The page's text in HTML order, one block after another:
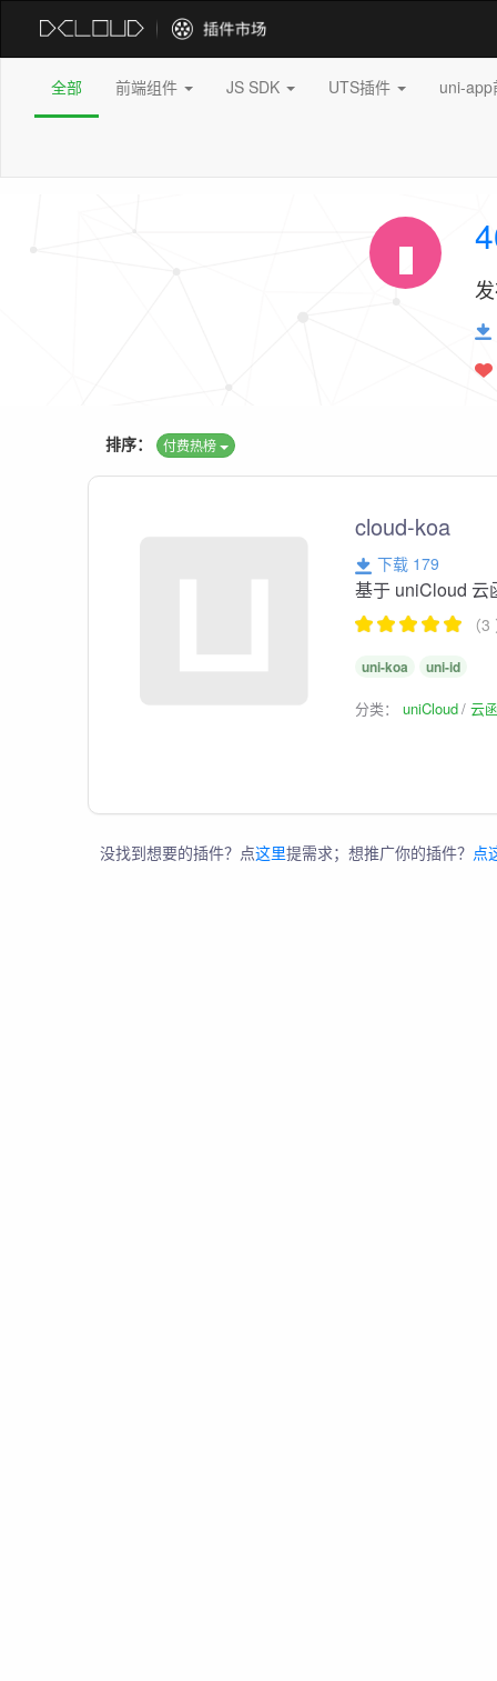
全部 前端组件 JS SDK UTS插件 uni-
排序： 付费热榜
cloud-koa
下载 179
基于 uniCloud 云
（
uni-koa uni-id
分类：uniCloud 云
没找到想要的插件？点这里提需求；想推广你的插件？ 点